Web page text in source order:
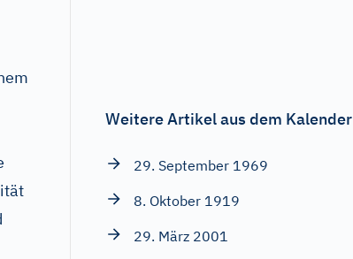
Weitere Artikel aus dem Kalender
29. September 1969
8. Oktober 1919
29. März 2001